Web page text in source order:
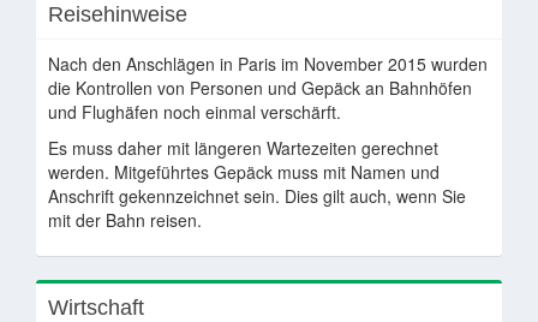
Reisehinweise
Nach den Anschlägen in Paris im November 2015 wurden
die Kontrollen von Personen und Gepäck an Bahnhöfen
und Flughäfen noch einmal verschärft.
Es muss daher mit längeren Wartezeiten gerechnet
werden. Mitgeführtes Gepäck muss mit Namen und
Anschrift gekennzeichnet sein. Dies gilt auch, wenn Sie
mit der Bahn reisen.
Wirtschaft